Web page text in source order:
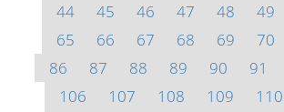
44
45 46 47 48 49
65
66 67 68 69 70
86
87 88 89 90 91
106
107 108 109 110